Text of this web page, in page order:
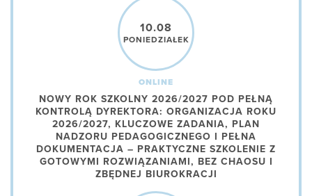
10.08
PONIEDZIAŁEK
ONLINE
NOWY ROK SZKOLNY 2026/2027 POD PEŁNĄ
KONTROLĄ DYREKTORA: ORGANIZACJA ROKU
2026/2027, KLUCZOWE ZADANIA, PLAN
NADZORU PEDAGOGICZNEGO I PEŁNA
DOKUMENTACJA – PRAKTYCZNE SZKOLENIE Z
GOTOWYMI ROZWIĄZANIAMI, BEZ CHAOSU I
ZBĘDNEJ BIUROKRACJI